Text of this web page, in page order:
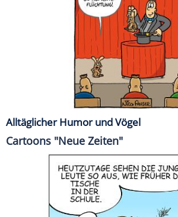
Alltäglicher Humor und Vögel
Cartoons "Neue Zeiten"